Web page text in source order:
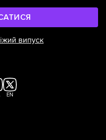
випуск
EN